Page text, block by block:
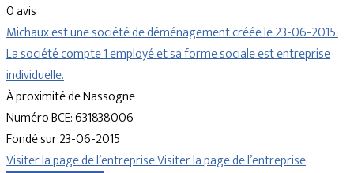
0 avis
Michaux est une société de déménagement créée le 23-06-2015.
La société compte 1 employé et sa forme sociale est entreprise
individuelle.
À proximité de Nassogne
Numéro BCE: 631838006
Fondé sur 23-06-2015
Visiter la page de l’entrepriseVisiter la page de l’entreprise